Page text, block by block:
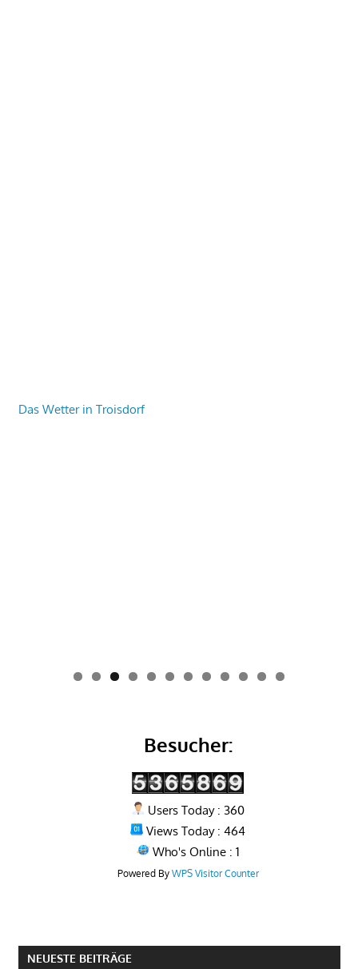
Das Wetter in Troisdorf
0 1 2
Besucher:
Users Today : 360
Views Today : 464
Who's Online : 1
Powered By WPS Visitor Counter
NEUESTE BEITRÄGE